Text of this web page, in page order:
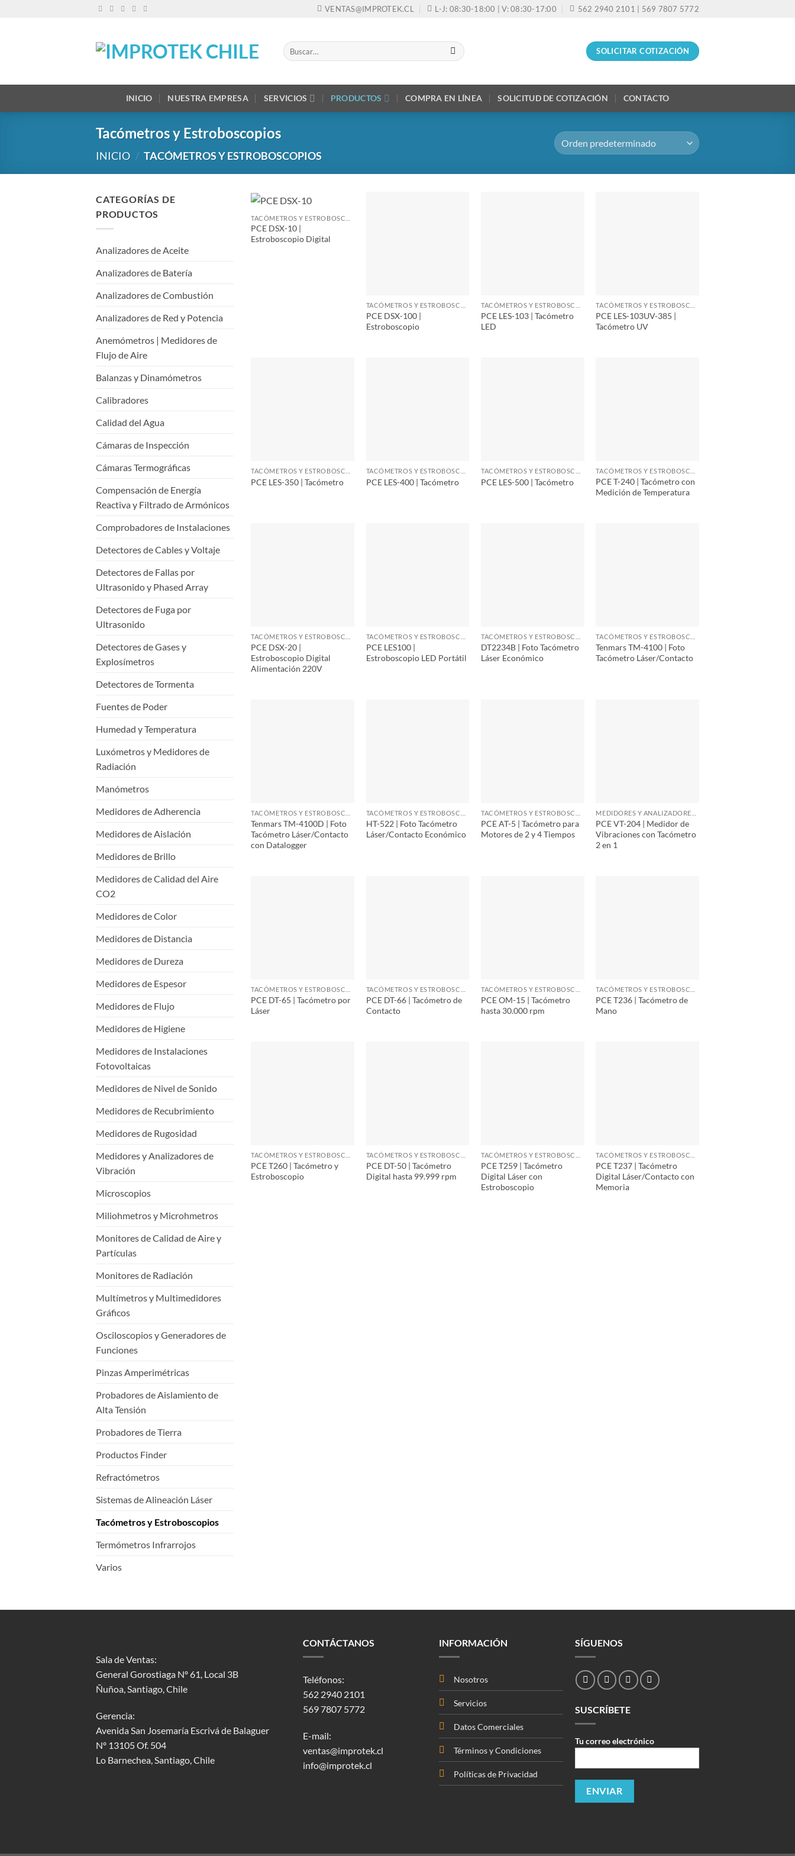
VENTAS@IMPROTEK.CL L-J: 08:30-18:00 | V: 08:30-17:00 562 2940 2101 | 569 7807 5772
Buscar
por:
SOLICITAR COTIZACIÓN
INICIO NUESTRA EMPRESA SERVICIOS PRODUCTOS COMPRA EN LÍNEA SOLICITUD DE COTIZACIÓN CONTACTO
Tacómetros y Estroboscopios
INICIO / TACÓMETROS Y ESTROBOSCOPIOS
CATEGORÍAS DE
PRODUCTOS
Analizadores de Aceite
Analizadores de Batería
Analizadores de Combustión
Analizadores de Red y Potencia
Anemómetros | Medidores de
Flujo de Aire
Balanzas y Dinamómetros
Calibradores
Calidad del Agua
Cámaras de Inspección
Cámaras Termográficas
Compensación de Energía
Reactiva y Filtrado de Armónicos
Comprobadores de Instalaciones
Detectores de Cables y Voltaje
Detectores de Fallas por
Ultrasonido y Phased Array
Detectores de Fuga por
Ultrasonido
Detectores de Gases y
Explosímetros
Detectores de Tormenta
Fuentes de Poder
Humedad y Temperatura
Luxómetros y Medidores de
Radiación
Manómetros
Medidores de Adherencia
Medidores de Aislación
Medidores de Brillo
Medidores de Calidad del Aire
CO2
Medidores de Color
Medidores de Distancia
Medidores de Dureza
Medidores de Espesor
Medidores de Flujo
Medidores de Higiene
Medidores de Instalaciones
Fotovoltaicas
Medidores de Nivel de Sonido
Medidores de Recubrimiento
Medidores de Rugosidad
Medidores y Analizadores de
Vibración
Microscopios
Miliohmetros y Microhmetros
Monitores de Calidad de Aire y
Partículas
Monitores de Radiación
Multímetros y Multimedidores
Gráficos
Osciloscopios y Generadores de
Funciones
Pinzas Amperimétricas
Probadores de Aislamiento de
Alta Tensión
Probadores de Tierra
Productos Finder
Refractómetros
Sistemas de Alineación Láser
Tacómetros y Estroboscopios
Termómetros Infrarrojos
Varios
PCE DSX-10 |
Estroboscopio Digital
PCE DSX-100 |
Estroboscopio
PCE LES-103 | Tacómetro
LED
PCE LES-103UV-385 |
Tacómetro UV
PCE LES-350 | Tacómetro PCE LES-400 | Tacómetro PCE LES-500 | Tacómetro
PCE T-240 | Tacómetro con
Medición de Temperatura
PCE DSX-20 |
Estroboscopio Digital
Alimentación 220V
PCE LES100 |
Estroboscopio LED Portátil
DT2234B | Foto Tacómetro
Láser Económico
Tenmars TM-4100 | Foto
Tacómetro Láser/Contacto
Tenmars TM-4100D | Foto
Tacómetro Láser/Contacto
con Datalogger
HT-522 | Foto Tacómetro
Láser/Contacto Económico
PCE AT-5 | Tacómetro para
Motores de 2 y 4 Tiempos
PCE VT-204 | Medidor de
Vibraciones con Tacómetro
2 en 1
PCE DT-65 | Tacómetro por
Láser
PCE DT-66 | Tacómetro de
Contacto
PCE OM-15 | Tacómetro
hasta 30.000 rpm
PCE T236 | Tacómetro de
Mano
PCE T260 | Tacómetro y
Estroboscopio
PCE DT-50 | Tacómetro
Digital hasta 99.999 rpm
PCE T259 | Tacómetro
Digital Láser con
Estroboscopio
PCE T237 | Tacómetro
Digital Láser/Contacto con
Memoria
Sala de Ventas:
General Gorostiaga Nº 61, Local 3B
Ñuñoa, Santiago, Chile
Gerencia:
Avenida San Josemaría Escrivá de Balaguer
Nº 13105 Of. 504
Lo Barnechea, Santiago, Chile
CONTÁCTANOS
Teléfonos:
562 2940 2101
569 7807 5772
E-mail:
ventas@improtek.cl
info@improtek.cl
INFORMACIÓN
Nosotros
Servicios
Datos Comerciales
Términos y Condiciones
Políticas de Privacidad
SÍGUENOS
SUSCRÍBETE
Tu correo electrónico